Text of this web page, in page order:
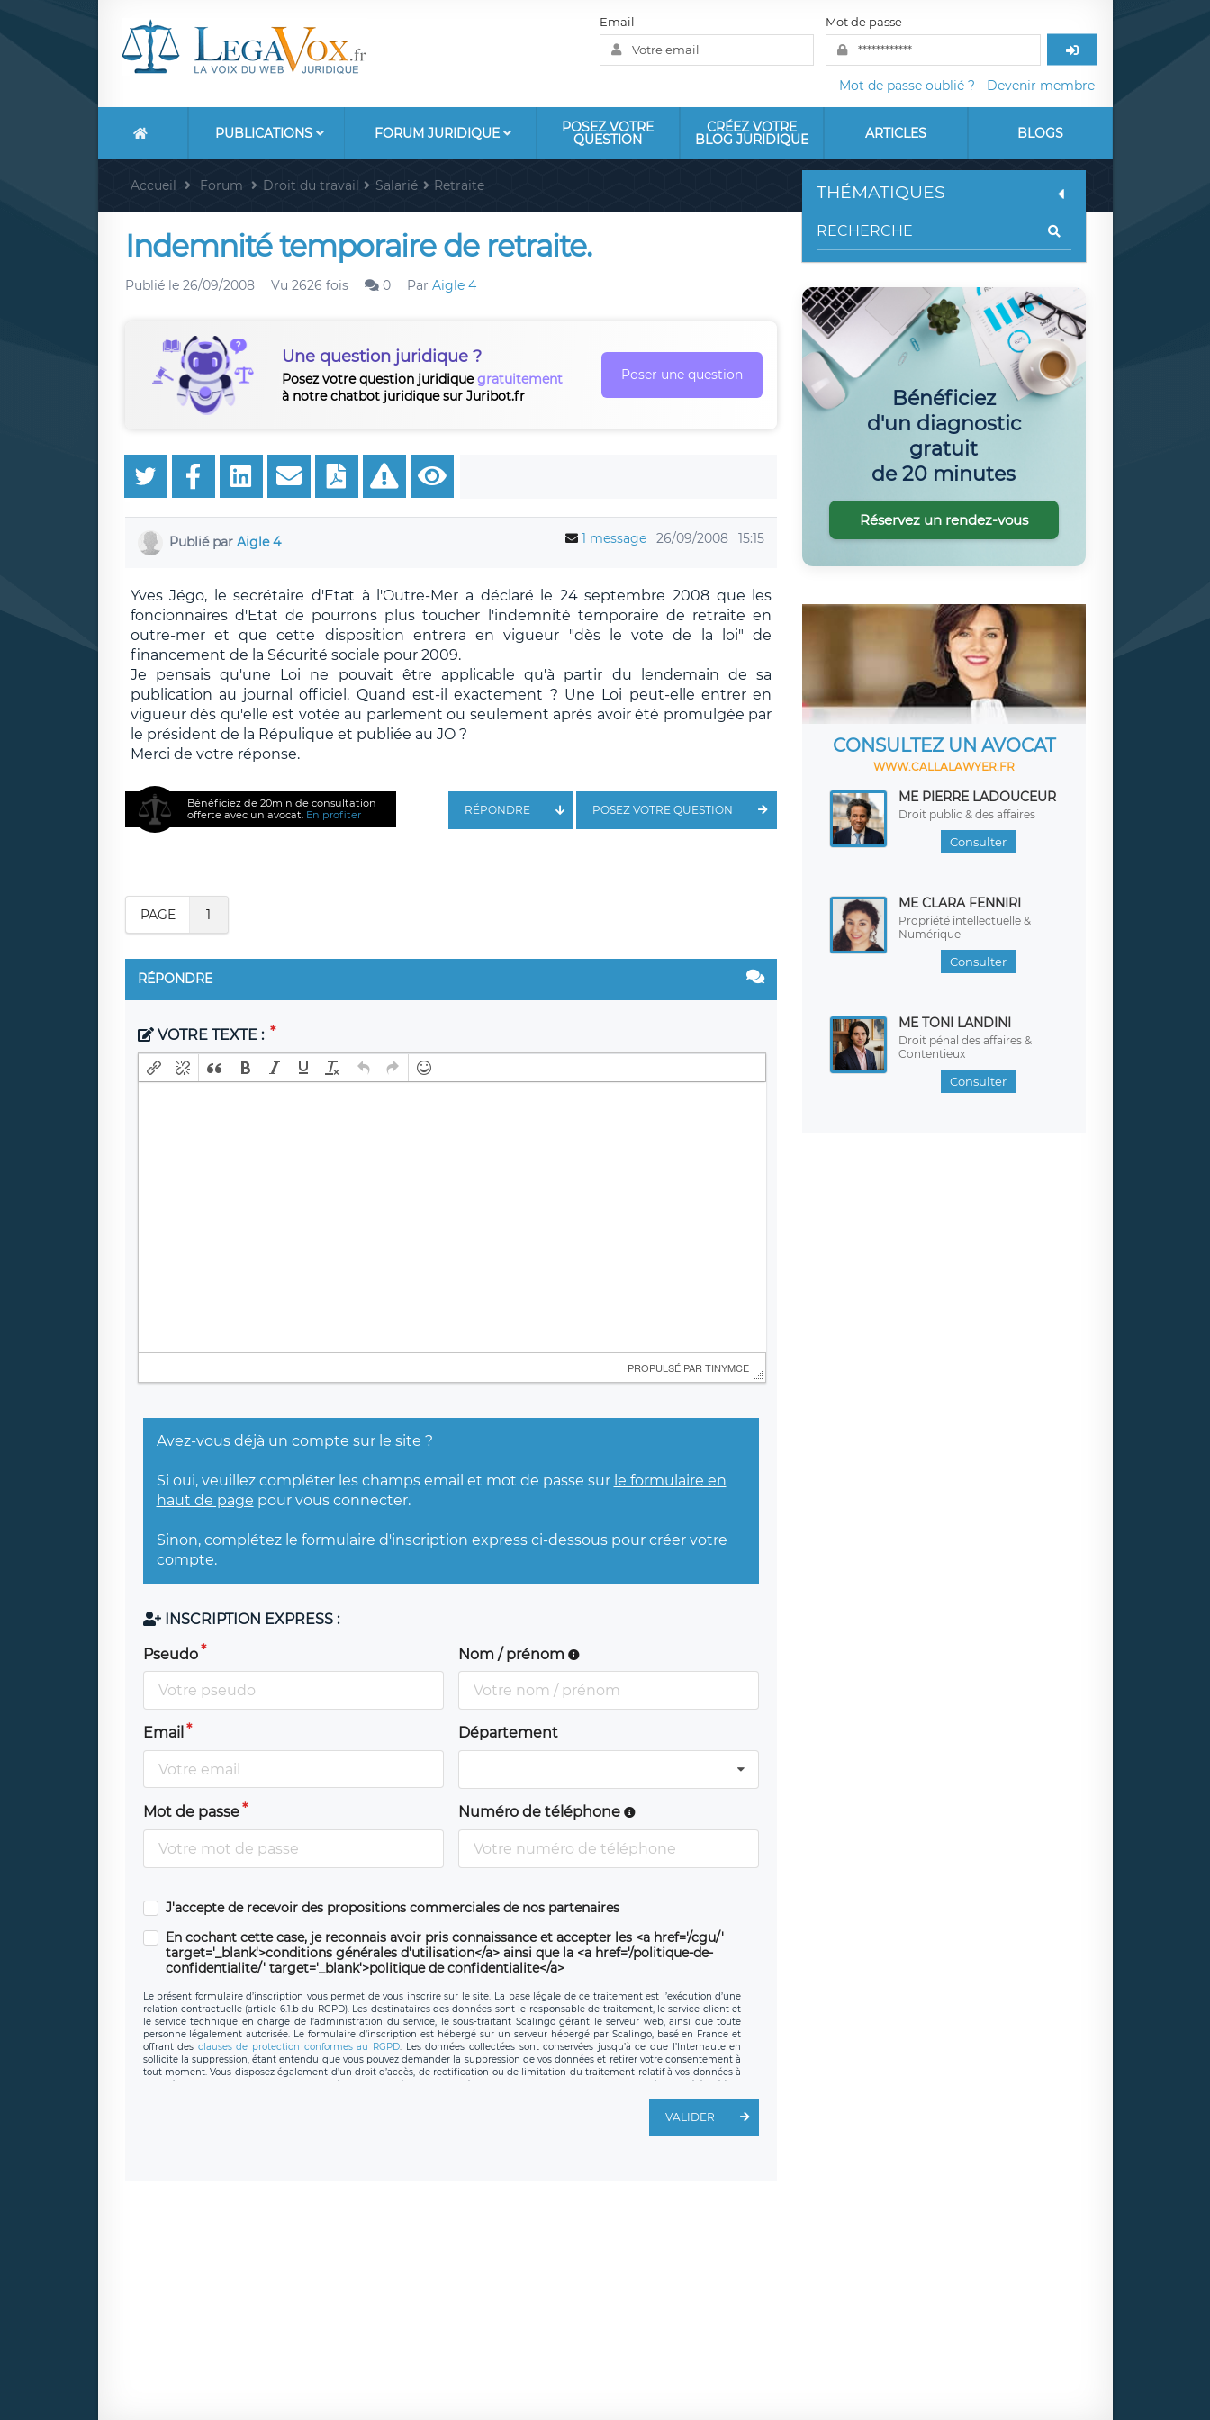
Email Mot de passe
Mot de passe oublié ? - Devenir membre
PUBLICATIONS FORUM JURIDIQUE POSEZ VOTRE
QUESTION
CRÉEZ VOTRE
BLOG JURIDIQUE ARTICLES BLOGS
Accueil Forum Droit du travail Salarié Retraite
Indemnité temporaire de retraite.
Publié le 26/09/2008 Vu 2626 fois 0 Par Aigle 4
Une question juridique ?
Posez votre question juridiquegratuitement
à notre chatbot juridique sur Juribot.fr
Poser une question
Publié par Aigle 4 1 message 26/09/2008 15:15
Yves Jégo, le secrétaire d'Etat à l'Outre-Mer a déclaré le 24 septembre 2008 que les
foncionnaires d'Etat de pourrons plus toucher l'indemnité temporaire de retraite en
outre-mer et que cette disposition entrera en vigueur "dès le vote de la loi" de
financement de la Sécurité sociale pour 2009.
Je pensais qu'une Loi ne pouvait être applicable qu'à partir du lendemain de sa
publication au journal officiel. Quand est-il exactement ? Une Loi peut-elle entrer en
vigueur dès qu'elle est votée au parlement ou seulement après avoir été promulgée par
le président de la Répulique et publiée au JO ?
Merci de votre réponse.
Bénéficiez de 20min de consultation
offerte avec un avocat. En profiter POSEZ VOTRE QUESTION
RÉPONDRE
PAGE 1
RÉPONDRE
VOTRE TEXTE :
PROPULSÉ PAR TINYMCE
Avez-vous déjà un compte sur le site ?
Si oui, veuillez compléter les champs email et mot de passe sur le formulaire en
haut de page pour vous connecter.
Sinon, complétez le formulaire d'inscription express ci-dessous pour créer votre
compte.
INSCRIPTION EXPRESS :
Pseudo Nom / prénom
Email Département
Mot de passe Numéro de téléphone
J'accepte de recevoir des propositions commerciales de nos partenaires
En cochant cette case, je reconnais avoir pris connaissance et accepter les <a href='/cgu/'
target='_blank'>conditions générales d'utilisation</a> ainsi que la <a href='/politique-de-
confidentialite/' target='_blank'>politique de confidentialite</a>
Le présent formulaire d’inscription vous permet de vous inscrire sur le site. La base légale de ce traitement est l’exécution d’une
relation contractuelle (article 6.1.b du RGPD). Les destinataires des données sont le responsable de traitement, le service client et
le service technique en charge de l’administration du service, le sous-traitant Scalingo gérant le serveur web, ainsi que toute
personne légalement autorisée. Le formulaire d’inscription est hébergé sur un serveur hébergé par Scalingo, basé en France et
offrant des clauses de protection conformes au RGPD. Les données collectées sont conservées jusqu’à ce que l’Internaute en
sollicite la suppression, étant entendu que vous pouvez demander la suppression de vos données et retirer votre consentement à
tout moment. Vous disposez également d’un droit d’accès, de rectification ou de limitation du traitement relatif à vos données à
caractère personnel, ainsi que d’un droit à la portabilité de vos données. Vous pouvez exercer ces droits auprès du délégué à la
protection des données de LÉGAVOX qui exerce au siège social de LÉGAVOX et est joignable à l’adresse mail suivante :
joignable à l’adresse mail : responsabledetraitement@legavox.fr. Vous avez également le droit d’introduire une réclamation
VALIDER
THÉMATIQUES
Bénéficiez
d'un diagnostic
gratuit
de 20 minutes
Réservez un rendez-vous
CONSULTEZ UN AVOCAT
WWW.CALLALAWYER.FR
ME PIERRE LADOUCEUR
Droit public & des affaires
Consulter
ME CLARA FENNIRI
Propriété intellectuelle &
Numérique
Consulter
ME TONI LANDINI
Droit pénal des affaires &
Contentieux
Consulter